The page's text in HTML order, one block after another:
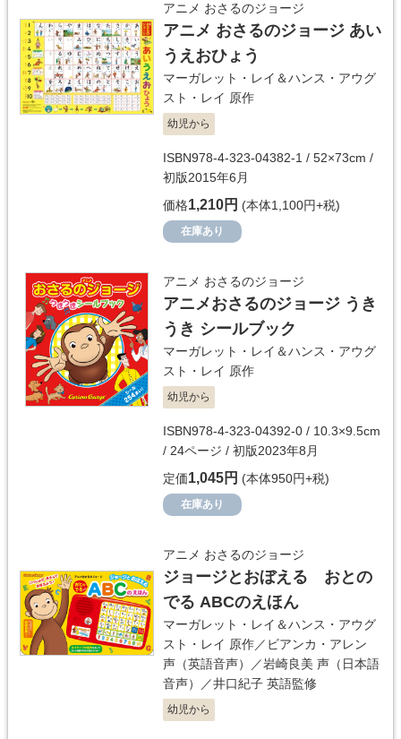
アニメ おさるのジョージ
アニメ おさるのジョージ あい
うえおひょう
マーガレット・レイ＆ハンス・アウグ
スト・レイ 原作
幼児から
ISBN978-4-323-04382-1 / 52×73cm /
初版2015年6月
価格1,210円 (本体1,100円+税)
在庫あり
アニメ おさるのジョージ
アニメおさるのジョージ うき
うき シールブック
マーガレット・レイ＆ハンス・アウグ
スト・レイ 原作
幼児から
ISBN978-4-323-04392-0 / 10.3×9.5cm
/ 24ページ / 初版2023年8月
定価1,045円 (本体950円+税)
在庫あり
アニメ おさるのジョージ
ジョージとおぼえる おとの
でる ABCのえほん
マーガレット・レイ＆ハンス・アウグ
スト・レイ 原作／ ビアンカ・アレン
声（英語音声）／岩崎良美 声（日本語
音声）／井口紀子 英語監修
幼児から